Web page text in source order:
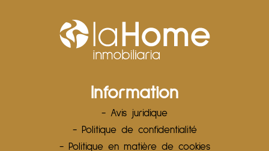
Information
- Avis juridique
- Politique de confidentialité
- Politique en matière de cookies